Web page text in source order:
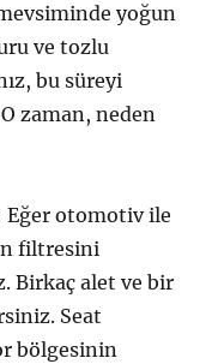
yoğun
ve tozlu
bu süreyi
zaman, neden
Eğer otomotiv ile
filtresini
Birkaç alet ve bir
Seat
bölgesinin